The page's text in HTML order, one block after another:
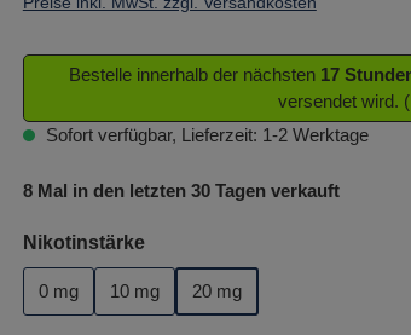
Bestelle innerhalb der nächsten 17
versendet wird.
Sofort verfügbar, Lieferzeit: 1-2 Werktage
8 Mal in den letzten 30 Tagen verkauft
Nikotinstärkeauswählen
0 mg 10 mg 20 mg